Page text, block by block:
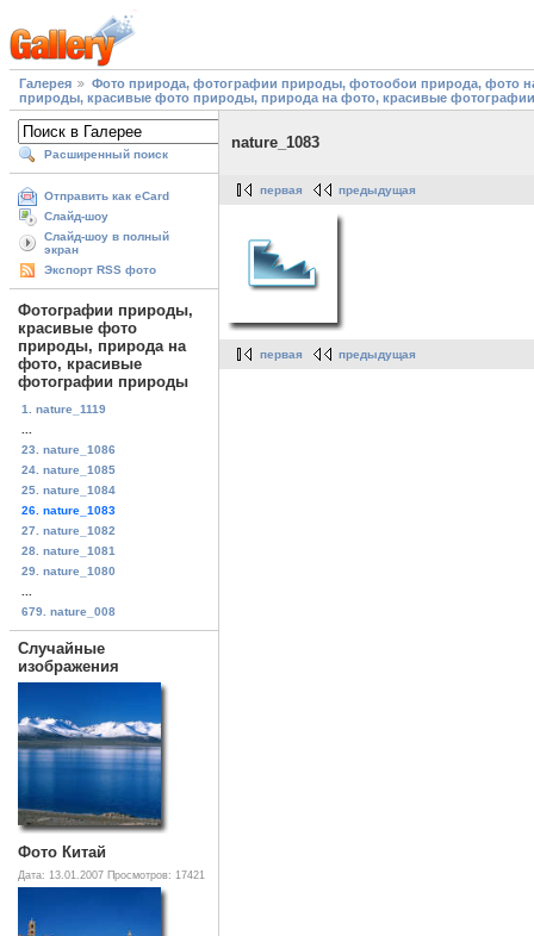
Галерея
Фото природа, фотографии природы, фотообои природа, фото
природы, красивые фото природы, природа на фото, красивые
Расширенный поиск
Отправить как eCard
Слайд-шоу
Слайд-шоу в полный
экран
Экспорт RSS фото
Фотографии природы,
красивые фото
природы, природа на
фото, красивые
фотографии природы
1. nature_1119
23. nature_1086
24. nature_1085
25. nature_1084
26. nature_1083
27. nature_1082
28. nature_1081
29. nature_1080
679. nature_008
Случайные
изображения
Фото Китай
Дата: 13.01.2007 Просмотров: 17421
nature_1083
первая предыдущая
первая предыдущая